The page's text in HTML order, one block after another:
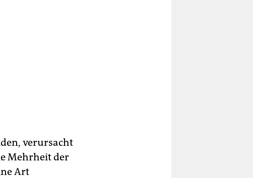
verursacht
Mehrheit der
Art